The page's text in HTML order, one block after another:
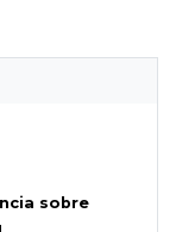
sobre